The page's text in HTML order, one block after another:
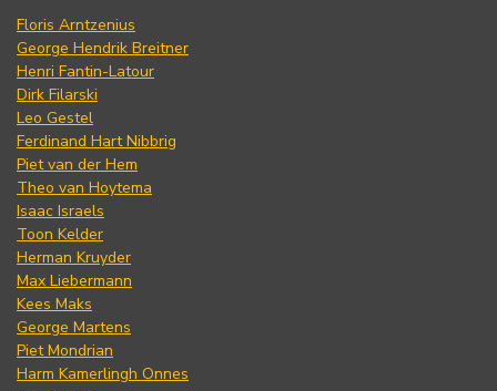
Floris Arntzenius
George Hendrik Breitner
Henri Fantin-Latour
Dirk Filarski
Leo Gestel
Ferdinand Hart Nibbrig
Piet van der Hem
Theo van Hoytema
Isaac Israels
Toon Kelder
Herman Kruyder
Max Liebermann
Kees Maks
George Martens
Piet Mondrian
Harm Kamerlingh Onnes